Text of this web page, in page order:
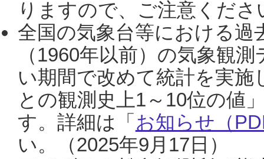
りますので、ご注意くだ
全国の気象台等における過
（1960年以前）の気象観
い期間で改めて統計を実
との観測史上1～10位の値
す。詳細は「 お知らせ（
い。（2025年9月17日）